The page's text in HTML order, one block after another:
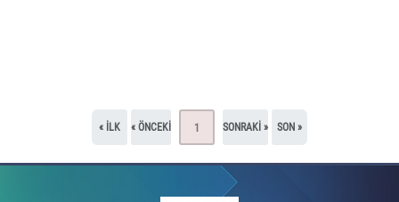
« ILK « ÖNCEKI 1 SONRAKI » SON »